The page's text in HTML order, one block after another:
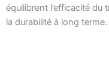
équilibrent l’efficacité
la durabilité à long terme.